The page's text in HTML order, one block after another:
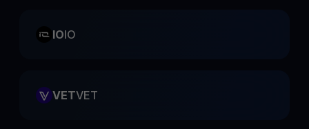
IOIO
VETVET